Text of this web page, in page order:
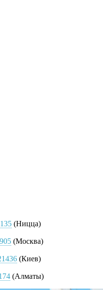
(Ницца)
(Москва)
(Киев)
(Алматы)